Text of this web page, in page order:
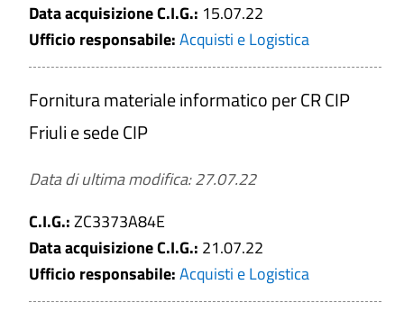
Data acquisizione C.I.G.: 15.07.22
Ufficio responsabile:Acquisti e Logistica
Fornitura materiale informatico per CR CIP
Friuli e sede CIP
Data di ultima modifica: 27.07.22
C.I.G.:ZC3373A84E
Data acquisizione C.I.G.: 21.07.22
Ufficio responsabile:Acquisti e Logistica